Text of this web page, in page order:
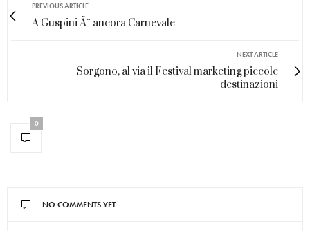
PREVIOUS ARTICLE
A Guspini Ã¨ ancora Carnevale
NEXT ARTICLE
Sorgono, al via il Festival marketing piccole
destinazioni
0
NO COMMENTS YET